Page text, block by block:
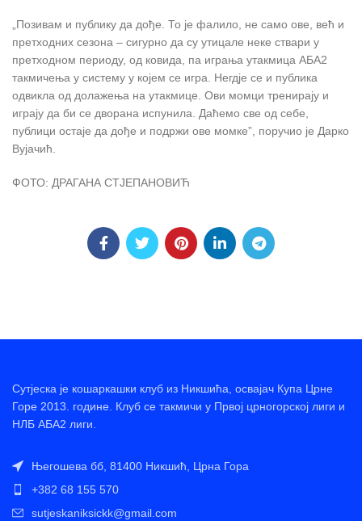
„Позивам и публику да дође. То је фалило, не само ове, већ и
претходних сезона – сигурно да су утицале неке ствари у
претходном периоду, од ковида, па играња утакмица АБА2
такмичења у систему у којем се игра. Негдје се и публика
одвикла од долажења на утакмице. Ови момци тренирају и
играју да би се дворана испунила. Даћемо све од себе,
публици остаје да дође и подржи ове момке”, поручио је Дарко
Вујачић.
ФОТО: ДРАГАНА СТЈЕПАНОВИЋ
Сутјеска је кошаркашки клуб из Никшића, освајач Купа Црне
Горе 2013. године. Клуб се такмичи у Првој црногорској лиги и
НЛБ АБА2 лиги.
Његошева бб, 81400 Никшић, Црна Гора
+382 68 155 570
sutjeskaniksickk@gmail.com